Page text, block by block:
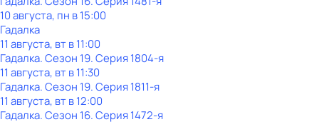
10 августа, пн в 15:00
Гадaлкa
11 августа, вт в 11:00
Гадaлкa. Сезон 19. Серия 1804-я
11 августа, вт в 11:30
Гадaлкa. Сезон 19. Серия 1811-я
11 августа, вт в 12:00
Гадaлкa. Сезон 16. Серия 1472-я